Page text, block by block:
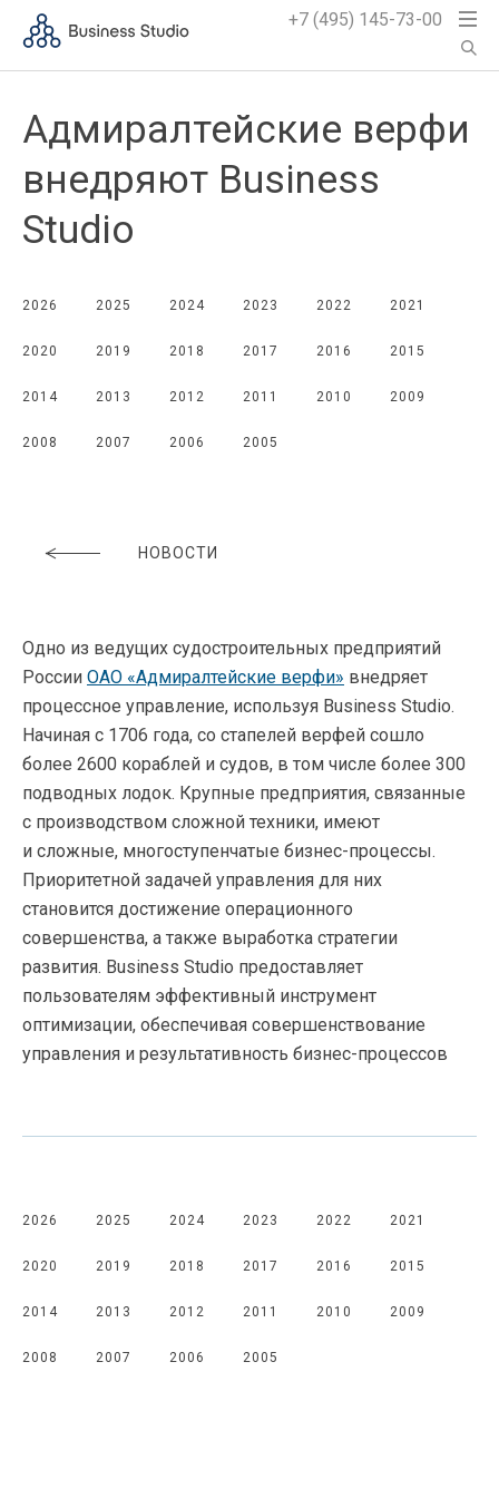
+7 (495) 145-73-00
Адмиралтейские верфи
внедряют Business
Studio
2026 2025 2024 2023 2022 2021
2020 2019 2018 2017 2016 2015
2014 2013 2012 2011 2010 2009
2008 2007 2006 2005
НОВОСТИ
Одно из ведущих судостроительных предприятий
России ОАО «Адмиралтейские верфи» внедряет
процессное управление, используя Business Studio.
Начиная с 1706 года, со стапелей верфей сошло
более 2600 кораблей и судов, в том числе более 300
подводных лодок. Крупные предприятия, связанные
с производством сложной техники, имеют
и сложные, многоступенчатые бизнес-процессы.
Приоритетной задачей управления для них
становится достижение операционного
совершенства, а также выработка стратегии
развития. Business Studio предоставляет
пользователям эффективный инструмент
оптимизации, обеспечивая совершенствование
управления и результативность бизнес-процессов
2026 2025 2024 2023 2022 2021
2020 2019 2018 2017 2016 2015
2014 2013 2012 2011 2010 2009
2008 2007 2006 2005